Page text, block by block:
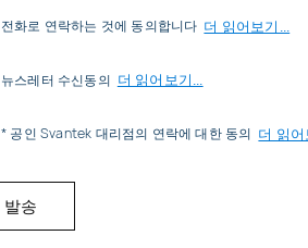
전화로 연락하는 것에 동의합니다 더 읽어보기...
뉴스레터 수신동의 더 읽어보기...
* 공인 Svantek 대리점의 연락에 대한 동의 더 읽